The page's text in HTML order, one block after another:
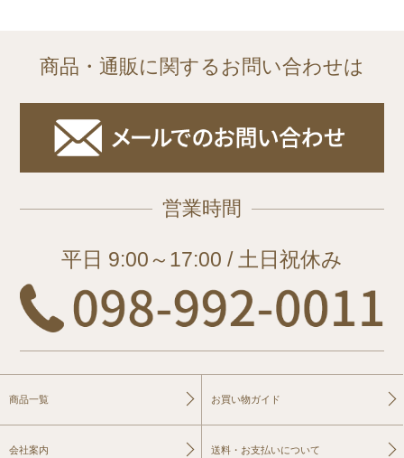
商品・通販に関するお問い合わせは
営業時間
平日 9:00～17:00 / 土日祝休み
商品一覧 お買い物ガイド
会社案内 送料・お支払いについて